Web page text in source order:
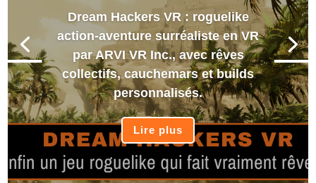
Dream Hackers VR : roguelike
action-aventure surréaliste en VR
par ARVI VR Inc., avec rêves
collectifs, cauchemars et builds
personnalisés.
Lire plus